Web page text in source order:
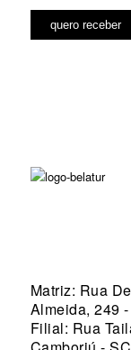
Matriz: Rua
Almeida, 249
Filial: Rua